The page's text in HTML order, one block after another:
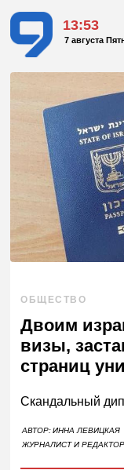
13:53
7 августа
ОБЩЕСТВО
Двоим
визы,
страниц
Скандальный
АВТОР:ИННА ЛЕВИЦКАЯ
ЖУРНАЛИСТ И